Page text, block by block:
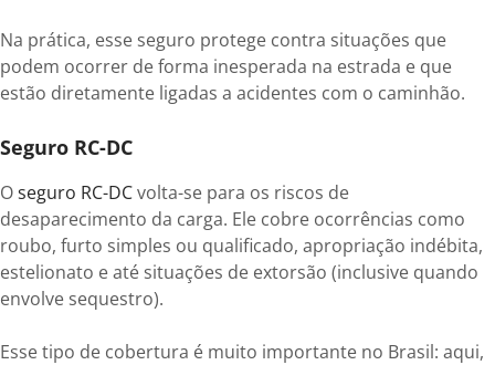
Na prática, esse seguro protege contra situações que
podem ocorrer de forma inesperada na estrada e que
estão diretamente ligadas a acidentes com o caminhão.
Seguro RC-DC
Oseguro RC-DCvolta-se para os riscos de
desaparecimento da carga. Ele cobre ocorrências como
roubo, furto simples ou qualificado, apropriação indébita,
estelionato e até situações de extorsão (inclusive quando
envolve sequestro).
Esse tipo de cobertura é muito importante no Brasil: aqui,